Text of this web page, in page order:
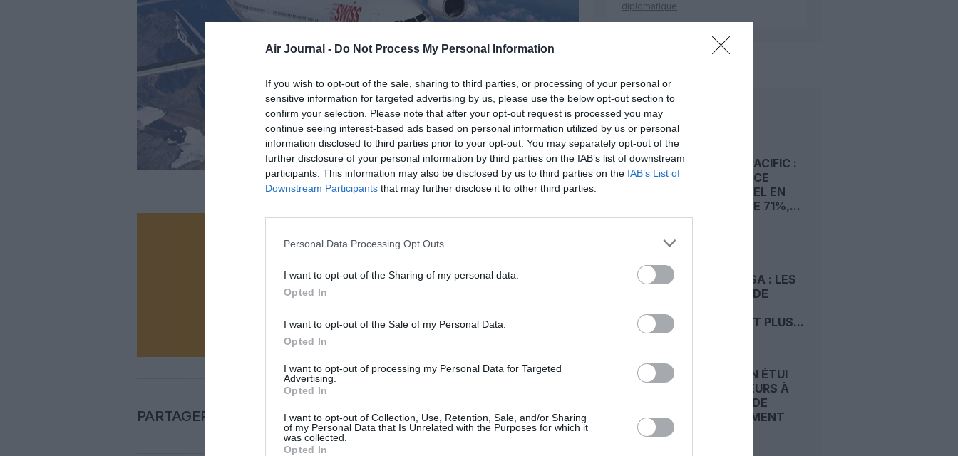
Air Journal - Do Not Process My Personal Information
If you wish to opt-out of the sale, sharing to third parties, or processing of your personal or
sensitive information for targeted advertising by us, please use the below opt-out section to
confirm your selection. Please note that after your opt-out request is processed you may
continue seeing interest-based ads based on personal information utilized by us or personal
information disclosed to third parties prior to your opt-out. You may separately opt-out of the
further disclosure of your personal information by third parties on the IAB’s list of downstream
participants. This information may also be disclosed by us to third parties on the IAB’s List of
Downstream Participants that may further disclose it to other third parties.
Personal Data Processing Opt Outs
I want to opt-out of the Sharing of my personal data.
Opted In
I want to opt-out of the Sale of my Personal Data.
Opted In
I want to opt-out of processing my Personal Data for Targeted
Advertising.
Opted In
I want to opt-out of Collection, Use, Retention, Sale, and/or Sharing
of my Personal Data that Is Unrelated with the Purposes for which it
was collected.
Opted In
Vous avez apprécié l’article ?
PARTAGER L'ARTICLE
diplomatique
LIRE AUSSI
CATHAY PACIFIC :
UN BÉNÉFICE
SEMESTRIEL EN
HAUSSE DE 71%,...
LUFTHANSA : LES
A220-100 DE
DEVRAIENT PLUS...
SWISS : UN ÉTUI
D’ÉCOUTEURS À
L’ORIGINE DE
DÉROUTEMENT